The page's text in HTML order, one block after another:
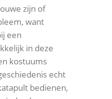
zijn of
want
een
in deze
kostuums
echt
bedienen,